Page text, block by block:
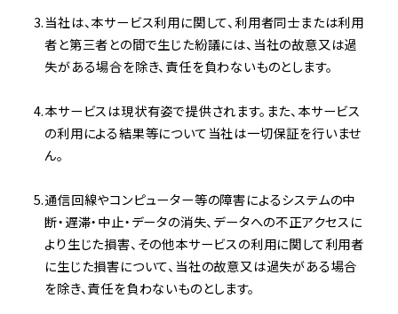
当社は、本サービス利用に関して、利用者同士または利用
者と第三者との間で生じた紛議には、当社の故意又は過
失がある場合を除き、責任を負わないものとします。
本サービスは現状有姿で提供されます。また、本サービス
の利用による結果等について当社は一切保証を行いませ
ん。
通信回線やコンピューター等の障害によるシステムの中
断・遅滞・中止・データの消失、データへの不正アクセスに
より生じた損害、その他本サービスの利用に関して利用者
に生じた損害について、当社の故意又は過失がある場合
を除き、責任を負わないものとします。